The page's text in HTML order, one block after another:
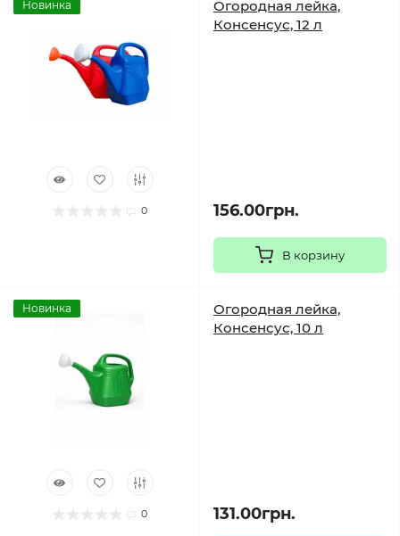
Новинка
0
Огородная лейка,
Консенсус, 12 л
156.00грн.
В корзину
Новинка
0
Огородная лейка,
Консенсус, 10 л
131.00грн.